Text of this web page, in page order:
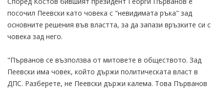
посочил Пеевски като човека с "невидимата ръка" зад
основните решения във властта, за да запази връзките си с
човека зад него.
"Първанов се възползва от митовете в обществото. Зад
Пеевски има човек, който държи политическата власт в
ДПС. Разберете, не Пеевски държи калема. Това Първанов